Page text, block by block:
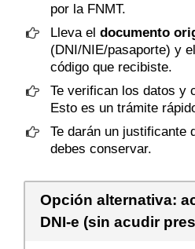
por la FNMT.
Lleva el documento
(DNI/NIE/pasaporte) y
código que recibiste.
Te verifican los datos y
Esto es un trámite
Te darán un justificante
debes conservar.
Opción alternativa:
DNI‑e (sin acudir